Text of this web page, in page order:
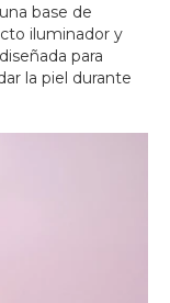
base de
iluminador y
para
la piel durante